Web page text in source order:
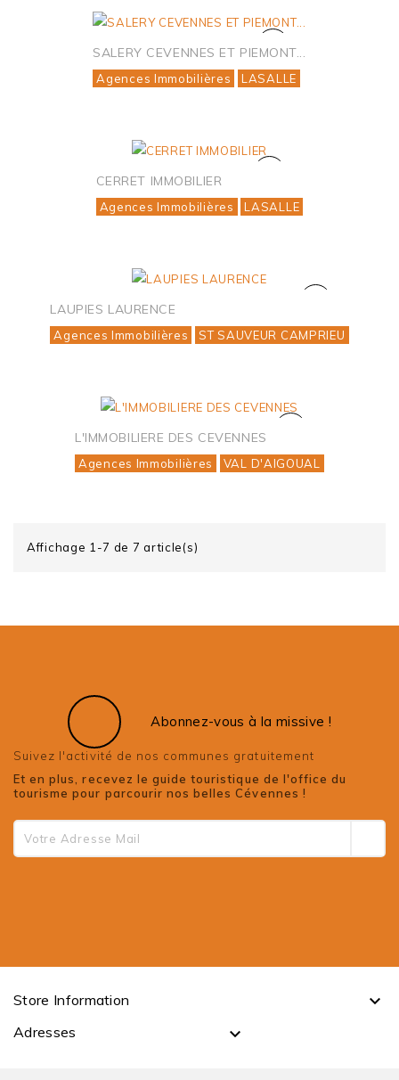
SALERY CEVENNES ET PIEMONT...
Agences Immobilières LASALLE
CERRET IMMOBILIER
Agences Immobilières LASALLE
LAUPIES LAURENCE
Agences Immobilières ST SAUVEUR CAMPRIEU
L'IMMOBILIERE DES CEVENNES
Agences Immobilières VAL D'AIGOUAL
Affichage 1-7 de 7 article(s)
Abonnez-vous à la missive !
Suivez l'activité de nos communes gratuitement
Et en plus, recevez le guide touristique de l'office du
tourisme pour parcourir nos belles Cévennes !
Store Information 
Adresses 